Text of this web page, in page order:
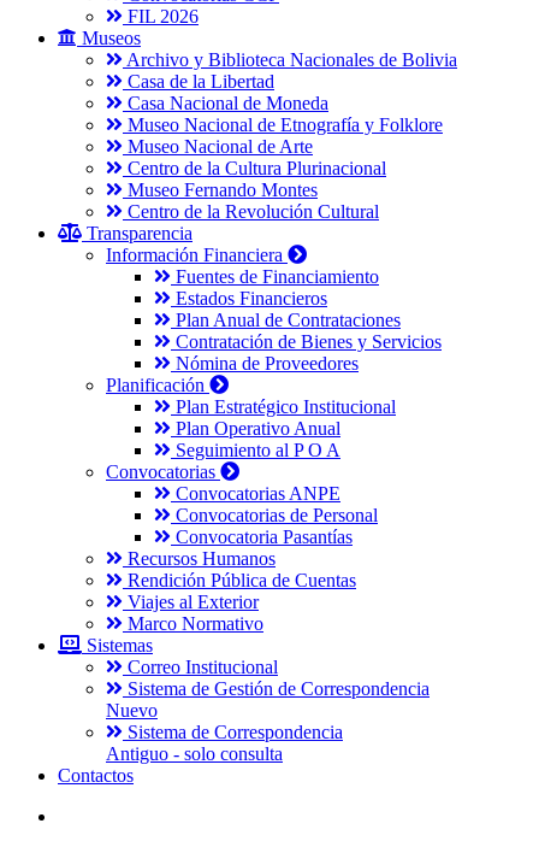
FIL 2026
Museos
Archivo y Biblioteca Nacionales de Bolivia
Casa de la Libertad
Casa Nacional de Moneda
Museo Nacional de Etnografía y Folklore
Museo Nacional de Arte
Centro de la Cultura Plurinacional
Museo Fernando Montes
Centro de la Revolución Cultural
Transparencia
Información Financiera
Fuentes de Financiamiento
Estados Financieros
Plan Anual de Contrataciones
Contratación de Bienes y Servicios
Nómina de Proveedores
Planificación
Plan Estratégico Institucional
Plan Operativo Anual
Seguimiento al P O A
Convocatorias
Convocatorias ANPE
Convocatorias de Personal
Convocatoria Pasantías
Recursos Humanos
Rendición Pública de Cuentas
Viajes al Exterior
Marco Normativo
Sistemas
Correo Institucional
Sistema de Gestión de Correspondencia
Nuevo
Sistema de Correspondencia
Antiguo - solo consulta
Contactos